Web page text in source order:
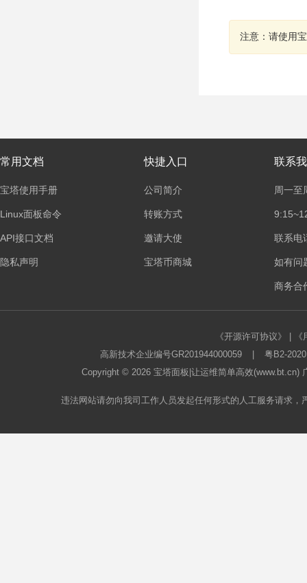
注意：请使用
常用文档
宝塔使用手册
Linux面板命令
API接口文档
隐私声明
快捷入口
公司简介
转账方式
邀请大使
宝塔币商城
联系
周一至
联系电
如有问
商务合
《开源许可协议》
高新技术企业编号GR201944000059
粤B2-
Copyright © 2026 宝塔面板 |让运维简单高效
违法网站请勿向我司工作人员发起任何形式的人工服务请求，